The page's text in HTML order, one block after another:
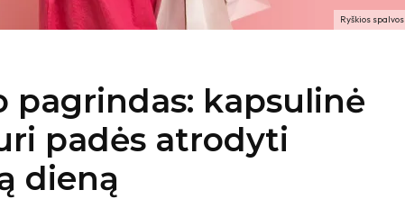
Ryškios spalvos
pagrindas: kapsulinė
padės atrodyti
dieną